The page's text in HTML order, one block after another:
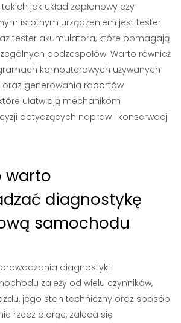
jak układ zapłonowy czy
istotnym urządzeniem jest tester
tester akumulatora, które pomagają
podzespołów. Warto również
komputerowych używanych
generowania raportów
ułatwiają mechanikom
dotyczących napraw i konserwacji
warto
diagnostykę
samochodu
diagnostyki
zależy od wielu czynników,
jego stan techniczny oraz sposób
rzecz biorąc, zaleca się